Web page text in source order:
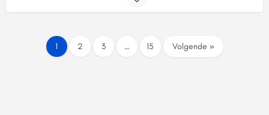
1 2 3 … 15 Volgende »